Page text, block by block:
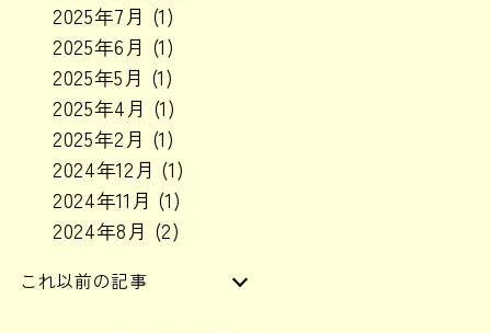
2025年7月 (1)
2025年6月 (1)
2025年5月 (1)
2025年4月 (1)
2025年2月 (1)
2024年12月 (1)
2024年11月 (1)
2024年8月 (2)
これ以前の記事